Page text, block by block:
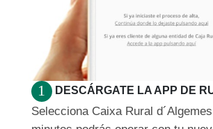
DESCÁRGATE LA APP DE
Selecciona Caixa Rural